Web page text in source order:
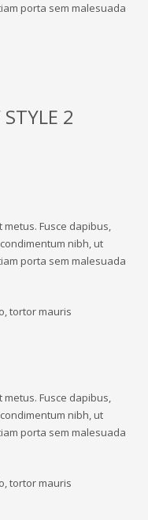
porta sem malesuada
2
Fusce dapibus,
nibh, ut
porta sem malesuada
tortor mauris
Fusce dapibus,
nibh, ut
porta sem malesuada
tortor mauris